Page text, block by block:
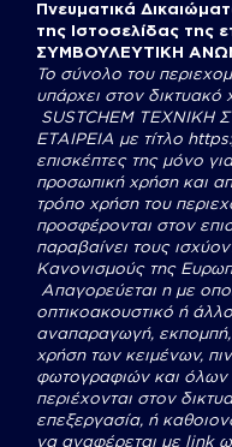
Πνευματικά
της Ιστοσελίδας της
ΣΥΜΒΟΥΛΕΥΤΙΚΗ
Το σύνολο του
υπάρχει στον δικτυακό
SUSTCHEM ΤΕΧΝΙΚΗ
ΕΤΑΙΡΕΙΑ με τίτλο
επισκέπτες της μόνο
προσωπική χρήση και
τρόπο χρήση του
προσφέρονται στον
παραβαίνει τους
Κανονισμούς της
Απαγορεύεται η με
οπτικοακουστικό ή
αναπαραγωγή, εκπομπή,
χρήση των κειμένων,
φωτογραφιών και όλων
περιέχονται στον
επεξεργασία, ή
να αναφέρεται με link